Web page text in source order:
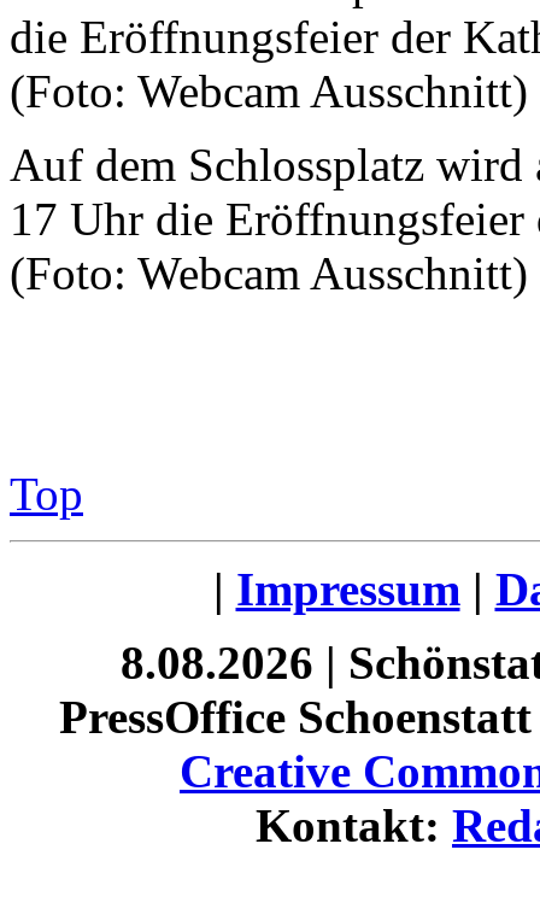
Auf dem Schlossplatz
17 Uhr die
(Foto: Webcam Ausschnitt)
Top
| Impressum|
8.08.2026 |
PressOffice
Creative
Kontakt: